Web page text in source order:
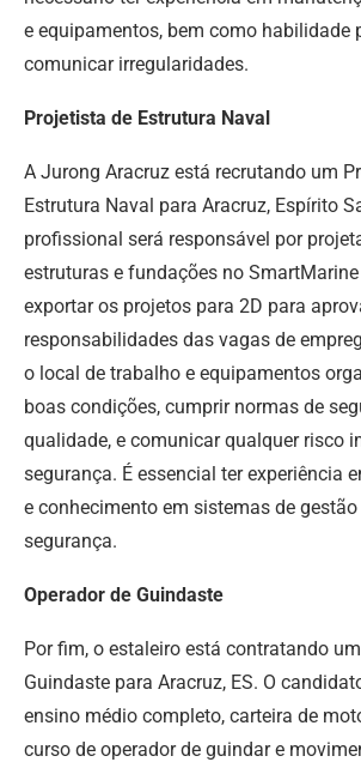
e equipamentos, bem como habilidade
comunicar irregularidades.
Projetista de Estrutura Naval
A Jurong Aracruz está recrutando um
Estrutura Naval para Aracruz, Espírito
profissional será responsável por
estruturas e fundações no SmartMarine
exportar os projetos para 2D para
responsabilidades das vagas de
o local de trabalho e equipamentos
boas condições, cumprir normas de
qualidade, e comunicar qualquer risco
segurança. É essencial ter experiência
e conhecimento em sistemas de
segurança.
Operador de Guindaste
Por fim, o estaleiro está contratando
Guindaste para Aracruz, ES. O
ensino médio completo, carteira de
curso de operador de guindar e